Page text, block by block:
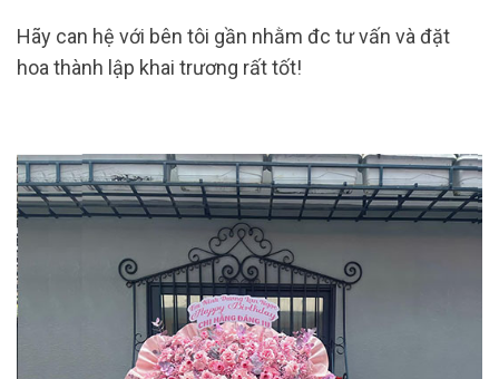
Hãy can hệ với bên tôi gần nhằm đc tư vấn và đặt
hoa thành lập khai trương rất tốt!